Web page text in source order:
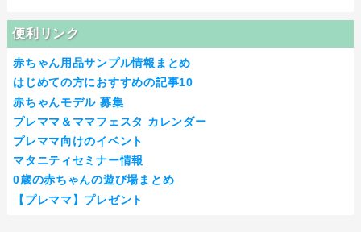
便利リンク
赤ちゃん用品サンプル情報まとめ
はじめての方におすすめの記事10
赤ちゃんモデル 募集
プレママ＆ママフェスタ カレンダー
プレママ向けのイベント
マタニティセミナー情報
0歳の赤ちゃんの遊び場まとめ
【プレママ】プレゼント